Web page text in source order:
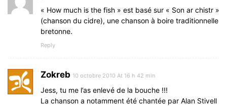
« How much is the fish » est basé sur « Son ar chistr »
(chanson du cidre), une chanson à boire traditionnelle
bretonne.
Reply
Zokreb 10 octobre 2010 At 16 h 42 min
Jess, tu me l’as enlevé de la bouche !!!
La chanson a notamment été chantée par Alan Stivell